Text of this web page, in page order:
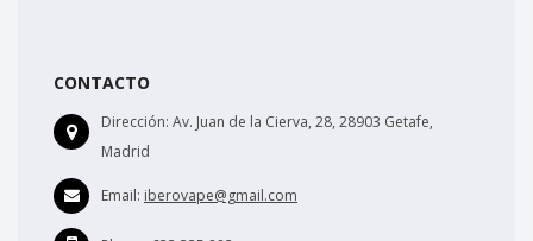
CONTACTO
Dirección: Av. Juan de la Cierva, 28, 28903 Getafe,
Madrid
Email: iberovape@gmail.com